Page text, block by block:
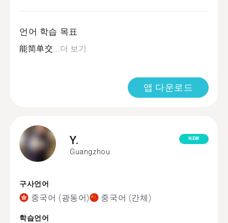
언어 학습 목표
能简单交...더 보기
앱 다운로드
Y.
Guangzhou
NEW
구사언어
중국어 (광동어) 중국어 (간체)
학습언어